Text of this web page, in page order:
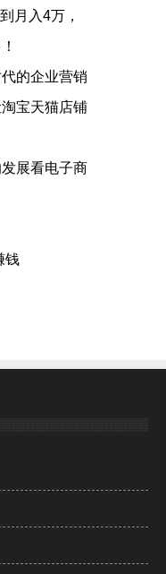
月入4万，
的企业营销
宝天猫店铺
展看电子商
钱